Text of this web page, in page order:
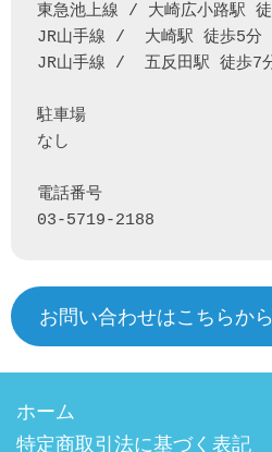
東急池上線 / 大崎広小路駅 徒
JR山手線 /  大崎駅 徒歩5分
JR山手線 /  五反田駅 徒歩7
駐車場
なし
電話番号
03-5719-2188
お問い合わせはこちらから
ホーム
特定商取引法に基づく表記